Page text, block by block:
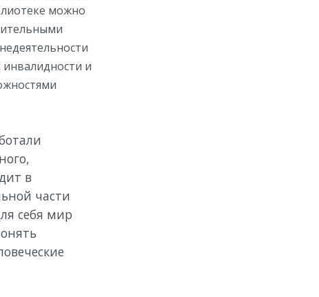
можно
и
в
части
себя мир